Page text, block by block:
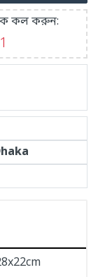
কল করুন: